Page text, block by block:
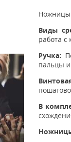
Ножницы
Виды
работа с
Ручка:
пальцы и
В